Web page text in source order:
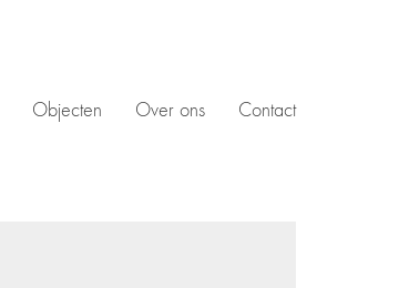
Objecten Over ons Contact